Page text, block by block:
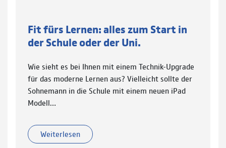
Fit fürs Lernen: alles zum Start in
der Schule oder der Uni.
Wie sieht es bei Ihnen mit einem Technik-Upgrade
für das moderne Lernen aus? Vielleicht sollte der
Sohnemann in die Schule mit einem neuen iPad
Modell…
Weiterlesen